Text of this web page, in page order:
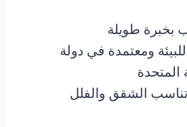
بخبرة طويلة
ومعتمدة في دولة
المتحدة
الشقق والفلل